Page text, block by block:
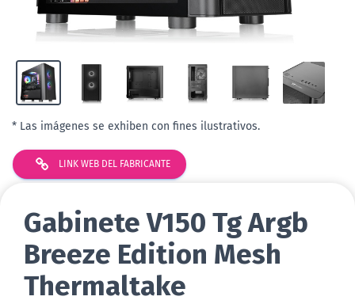
* Las imágenes se exhiben con fines ilustrativos.
LINK WEB DEL FABRICANTE
Gabinete V150 Tg Argb
Breeze Edition Mesh
Thermaltake